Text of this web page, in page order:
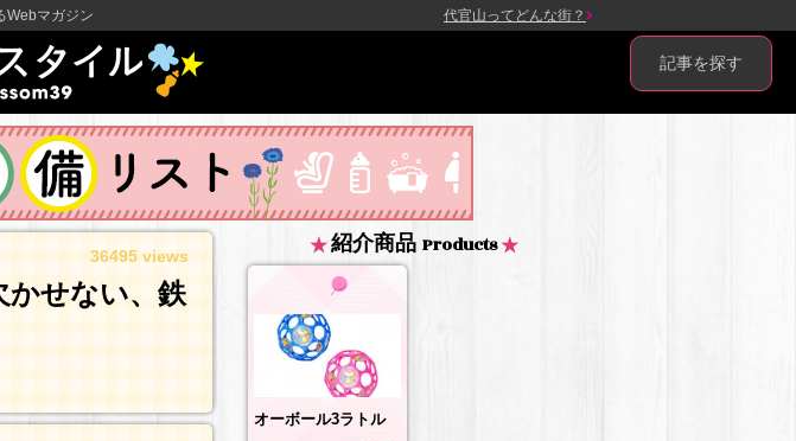
Webマガジン 代官山ってどんな街？
36495 views
せない、鉄
紹介商品 Products
オーボール3ラトル
記事を探す